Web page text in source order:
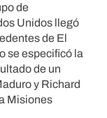
de
Unidos llegó
de El
se especificó la
de un
y Richard
Misiones